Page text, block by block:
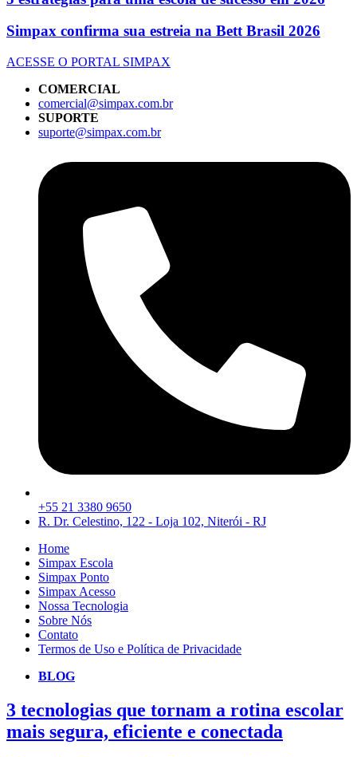
Simpax confirma sua estreia na Bett Brasil 2026
ACESSE O PORTAL SIMPAX
COMERCIAL
comercial@simpax.com.br
SUPORTE
suporte@simpax.com.br
+55 21 3380 9650
R. Dr. Celestino, 122 - Loja 102, Niterói - RJ
Home
Simpax Escola
Simpax Ponto
Simpax Acesso
Nossa Tecnologia
Sobre Nós
Contato
Termos de Uso e Política de Privacidade
BLOG
3 tecnologias que tornam a rotina escolar
mais segura, eficiente e conectada